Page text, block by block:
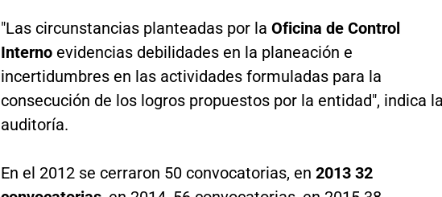
"Las circunstancias planteadas por la Oficina de Control
Internoevidencias debilidades en la planeación e
incertidumbres en las actividades formuladas para la
consecución de los logros propuestos por la entidad", indica
auditoría.
En el 2012 se cerraron 50 convocatorias, en 2013 32